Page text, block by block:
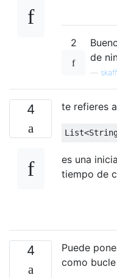
2
de
4 te refieres
List<
es una
tiempo de
4
Puede
como